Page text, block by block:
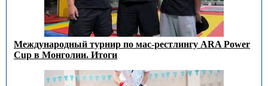
Международный турнир по мас-рестлингу ARA Power
Cup в Монголии. Итоги